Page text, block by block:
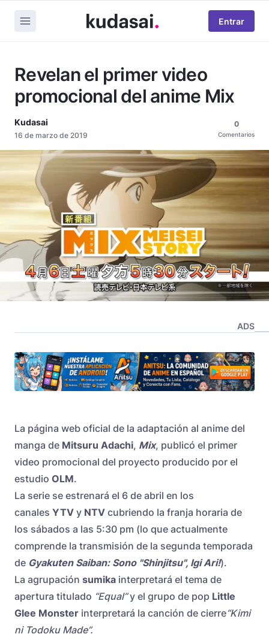
Entrar
Revelan el primer video
promocional del anime Mix
Kudasai
16 de marzo de 2019
0
Comentarios
ADS
La página web oficial de la adaptación al anime del
manga de Mitsuru Adachi, Mix, publicó el primer
video promocional del proyecto producido por el
estudio OLM.
La serie se estrenará el 6 de abril en los
canales YTV y NTV cubriendo la franja horaria de
los sábados a las 5:30 pm (lo que actualmente
comprende la transmisión de la segunda temporada
de Gyakuten Saiban: Sono "Shinjitsu", Igi Ari!).
La agrupación sumika interpretará el tema de
apertura titulado “Equal”y el grupo de pop Little
Glee Monster interpretará la canción de cierre“Kimi
ni Todoku Made”.